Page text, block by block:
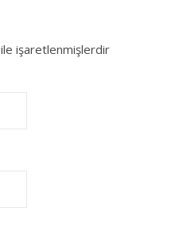
ile işaretlenmişlerdir